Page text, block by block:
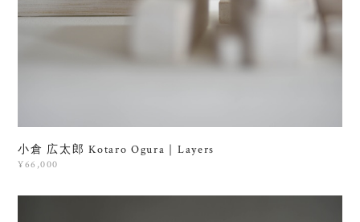
小倉 広太郎 Kotaro Ogura｜Layers
¥66,000